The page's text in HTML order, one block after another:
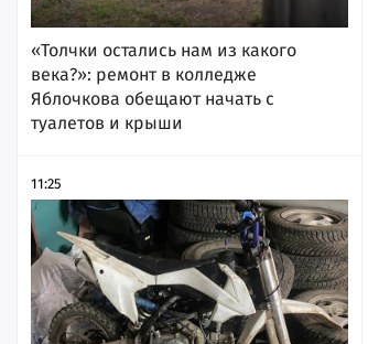
«Толчки остались нам из какого
века?»: ремонт в колледже
Яблочкова обещают начать с
туалетов и крыши
11:25